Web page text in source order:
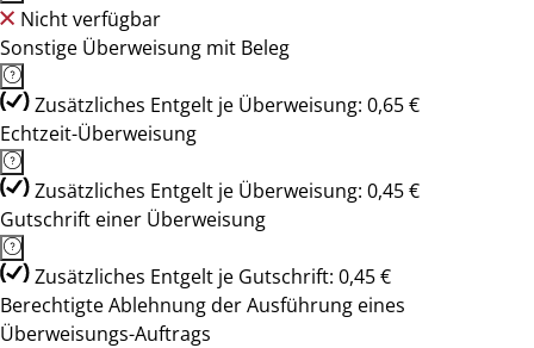
Nicht verfügbar
Sonstige Überweisung mit Beleg
Zusätzliches Entgelt je Überweisung: 0,65 €
Echtzeit-Überweisung
Zusätzliches Entgelt je Überweisung: 0,45 €
Gutschrift einer Überweisung
Zusätzliches Entgelt je Gutschrift: 0,45 €
Berechtigte Ablehnung der Ausführung eines
Überweisungs-Auftrags